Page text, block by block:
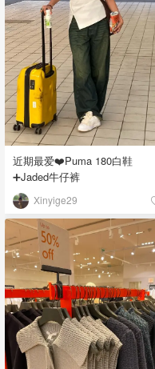
近期最爱❤️Puma 180白鞋
➕Jaded牛仔裤
Xinyige29